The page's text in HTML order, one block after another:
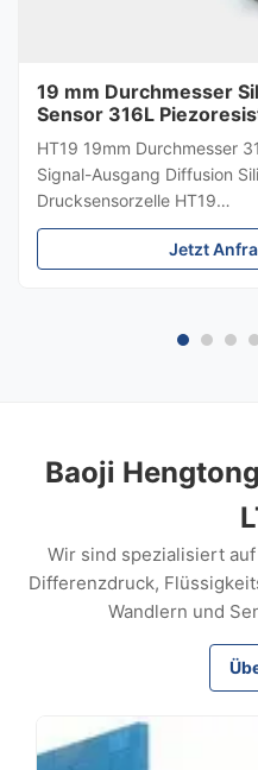
19 mm Durchmesser
Sensor 316L
Drucksensor
HT19 19mm Durchmesser
Signal-Ausgang Diffusion
Drucksensorzelle HT19
eines 15mm-
Diffusreflexions-Silizium-
Jetzt
Baoji
Wir sind spezialisiert
Differenzdruck,
Wandlern und